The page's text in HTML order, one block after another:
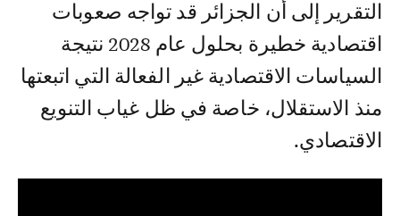
التقرير إلى أن الجزائر قد تواجه صعوبات
اقتصادية خطيرة بحلول عام 2028 نتيجة
السياسات الاقتصادية غير الفعالة التي اتبعتها
منذ الاستقلال، خاصة في ظل غياب التنويع
الاقتصادي.